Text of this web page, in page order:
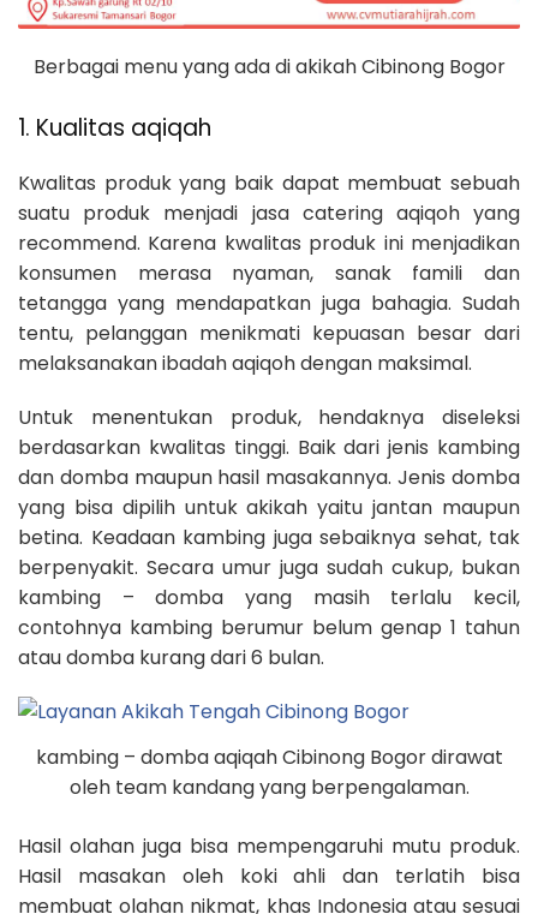
Berbagai menu yang ada di akikah Cibinong Bogor
1. Kualitas aqiqah
Kwalitas produk yang baik dapat membuat sebuah
suatu produk menjadi jasa catering aqiqoh yang
recommend. Karena kwalitas produk ini menjadikan
konsumen merasa nyaman, sanak famili dan
tetangga yang mendapatkan juga bahagia. Sudah
tentu, pelanggan menikmati kepuasan besar dari
melaksanakan ibadah aqiqoh dengan maksimal.
Untuk menentukan produk, hendaknya diseleksi
berdasarkan kwalitas tinggi. Baik dari jenis kambing
dan domba maupun hasil masakannya. Jenis domba
yang bisa dipilih untuk akikah yaitu jantan maupun
betina. Keadaan kambing juga sebaiknya sehat, tak
berpenyakit. Secara umur juga sudah cukup, bukan
kambing – domba yang masih terlalu kecil,
contohnya kambing berumur belum genap 1 tahun
atau domba kurang dari 6 bulan.
kambing – domba aqiqah Cibinong Bogor dirawat
oleh team kandang yang berpengalaman.
Hasil olahan juga bisa mempengaruhi mutu produk.
Hasil masakan oleh koki ahli dan terlatih bisa
membuat olahan nikmat, khas Indonesia atau sesuai